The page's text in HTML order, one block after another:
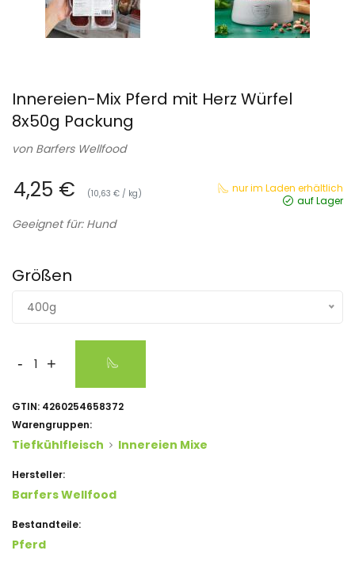
Innereien-Mix Pferd mit Herz Würfel
8x50g Packung
von Barfers Wellfood
4,25 € (10,63 € / kg)
nur im Laden erhältlich
auf Lager
Geeignet für: Hund
Größen
400g
- +
GTIN: 4260254658372
Warengruppen:
Tiefkühlfleisch Innereien Mixe
Hersteller:
Barfers Wellfood
Bestandteile:
Pferd